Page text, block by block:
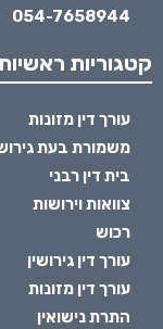
054-7658944
קטגוריות
עורך דין מזונות
משמורת בעת
בית דין רבני
צוואות וירושות
רכוש
עורך דין גירושין
עורך דין מזונות
התרת נישואין